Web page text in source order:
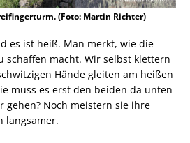
(Foto: Martin Richter)
es ist heiß. Man merkt, wie die
schaffen macht. Wir selbst klettern
Hände gleiten am heißen
muss es erst den beiden da unten
gehen? Noch meistern sie ihre
langsamer.